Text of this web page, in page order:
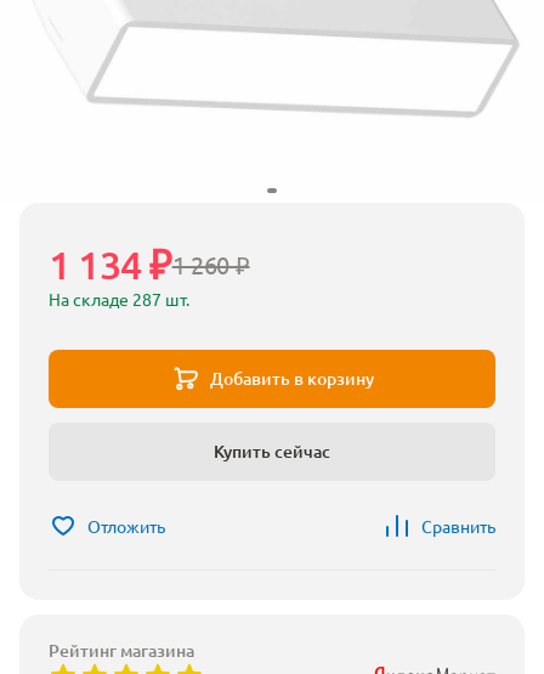
1 260 ₽
1 134 ₽
На складе 287 шт.
Добавить в корзину
Купить сейчас
Отложить Сравнить
Рейтинг магазина